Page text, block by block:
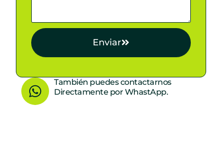
Enviar
W
h
También puedes contactarnos
Directamente por WhastApp.